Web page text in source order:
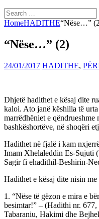
Search
for:
HomeHADITHE“Nëse…”
“Nëse…” (2)
24/01/2017 HADITHE,
Dhjetë hadithet e kësaj dite
kaloi. Ato janë këshilla të
marrëdhëniet e
bashkëshortëve, në shoqëri
Hadithet në fjalë i kam
Imam Xhelaleddin Es-Sujuti
Sagir fi ehadithil-Beshirin-
Hadithet e kësaj dite nisin
1. “Nëse të gëzon e mira e
besimtar!” – (Hadithi nr.
Tabaraniu, Hakimi dhe